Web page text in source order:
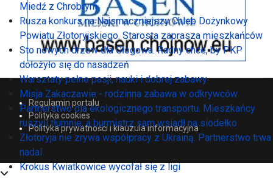
Regulamin portalu
Polityka cookies
Polityka prywatności i klauzula informacyjna
Miedź z Chrobrym
Rusza konkurs na Najsmaczniejszy Chleb Dożynkowy
Powiatu Złotoryjskiego. Starosta zaprasza mieszkańców
Sto nowych drzew dla Głogowa. Radny chce, by PKP
dołożyło się do nasadzeń
Warsztaty pełne pasji, nauki i dobrej zabawy
Misja Zakaczawie - rodzinna zabawa w odkrywców
Partnerstwo dla ekologicznego transportu. Mieszkańcy
ruszyli tłumnie, a burmistrz sam wsiadł na siodełko
Złotoryja nie zrywa współpracy z Ukrainą. Partnerstwo trwa
nadal
Krokus Kwiatkowice wycofał się z ligi